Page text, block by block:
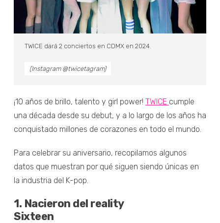
TWICE dará 2 conciertos en CDMX en 2024.
(Instagram @twicetagram)
¡10 años de brillo, talento y girl power! TWICE cumple
una década desde su debut, y a lo largo de los años ha
conquistado millones de corazones en todo el mundo.
Para celebrar su aniversario, recopilamos algunos
datos que muestran por qué siguen siendo únicas en
la industria del K-pop.
1. Nacieron del reality
Sixteen